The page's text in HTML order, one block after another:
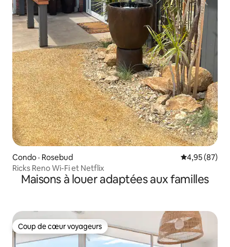
Condo · Rosebud Note
4,95 (87)
Ricks Reno Wi-Fi et Netflix
Maisons à louer adaptées aux familles
Coup de cœur voyageurs
Coup de cœur voyageurs